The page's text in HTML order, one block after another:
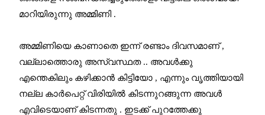
മാറിയിരുന്നു അമ്മിണി .
അമ്മിണിയെ കാണാതെ ഇന്ന് രണ്ടാം ദിവസമാണ് ,
വല്ലാത്തൊരു അസ്വസ്ഥത .. അവൾക്കു
എന്തെകിലും കഴിക്കാൻ കിട്ടിയോ , എന്നും വൃത്തിയായി
നല്ല കാർപെറ്റ് വിരിയിൽ കിടന്നുറങ്ങുന്ന അവൾ
എവിടെയാണ് കിടന്നതു . ഇടക്ക് പുറത്തേക്കു